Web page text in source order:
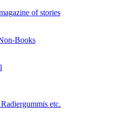
of stories
Books
etc.